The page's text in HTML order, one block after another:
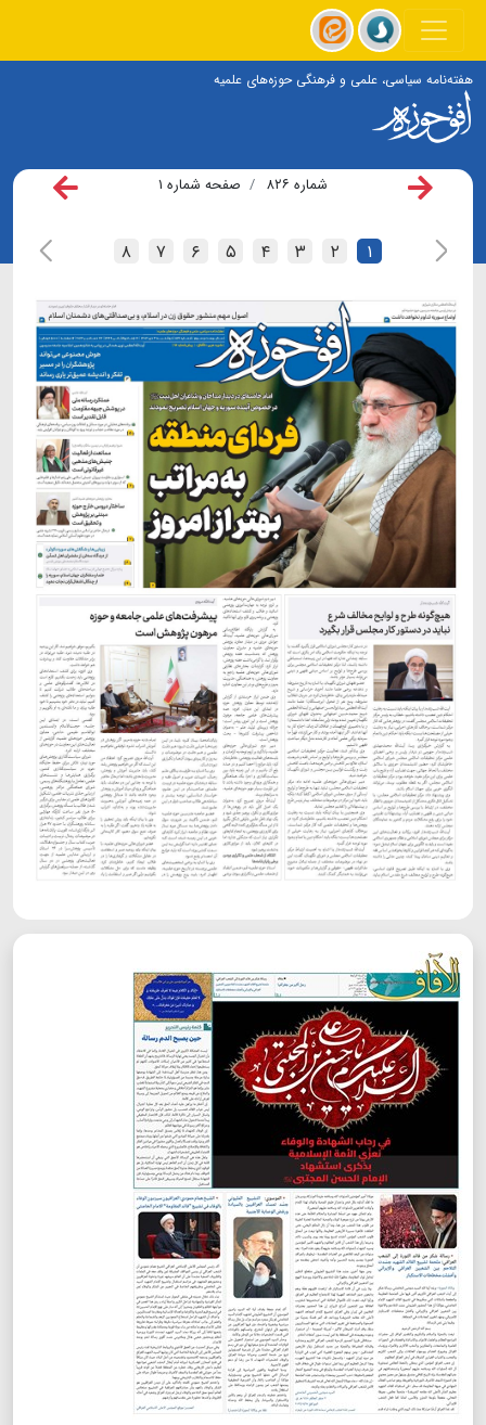
هفته‌نامه سیاسی، علمی و فرهنگی حوزه‌های علمیه
شماره ۸۲۶ صفحه شماره ۱
۱ ۲ ۳ ۴ ۵ ۶ ۷ ۸